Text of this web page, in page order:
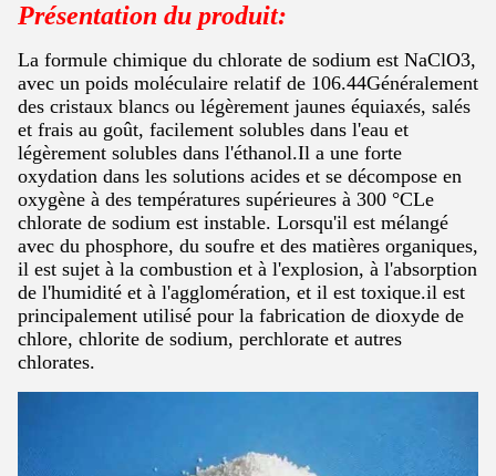
Présentation du produit:
La formule chimique du chlorate de sodium est NaClO3,
avec un poids moléculaire relatif de 106.44Généralement
des cristaux blancs ou légèrement jaunes équiaxés, salés
et frais au goût, facilement solubles dans l'eau et
légèrement solubles dans l'éthanol.Il a une forte
oxydation dans les solutions acides et se décompose en
oxygène à des températures supérieures à 300 °CLe
chlorate de sodium est instable. Lorsqu'il est mélangé
avec du phosphore, du soufre et des matières organiques,
il est sujet à la combustion et à l'explosion, à l'absorption
de l'humidité et à l'agglomération, et il est toxique.il est
principalement utilisé pour la fabrication de dioxyde de
chlore, chlorite de sodium, perchlorate et autres
chlorates.